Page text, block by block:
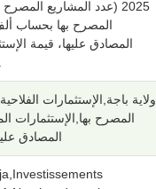
2025 (عدد المشاريع
المصرح بها بحساب
المصادق عليها، قيمة
وعدد مواطن الشغل).
ولاية باجة,الإستثمارات
المصرح بها,الإستثمارات
المصادق